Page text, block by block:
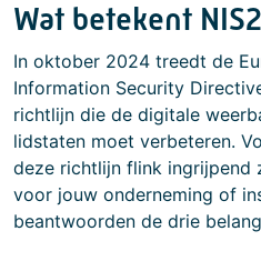
Wat betekent
In oktober 2024 treedt de
Information Security
richtlijn die de digitale
lidstaten moet verbeteren.
deze richtlijn flink ingrijpend
voor jouw onderneming of
beantwoorden de drie